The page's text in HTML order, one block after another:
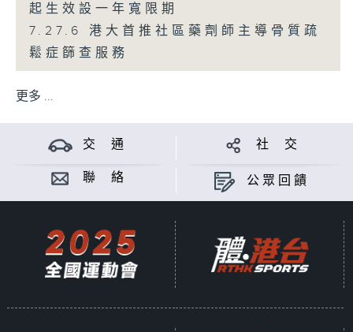
起生效設一年寬限期
7.27.6 港大首推社區藥劑師主導骨質疏
鬆症篩查服務
更多 ...
交 通 社 交
聯 絡 公眾回饋